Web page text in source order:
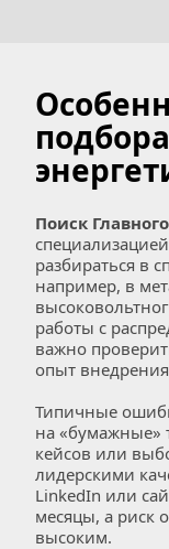
Поиск
разбираться в
например, в
работы с
важно
опыт
Типичные
на «бумажные»
кейсов или
лидерскими
LinkedIn или
месяцы, а риск
высоким.